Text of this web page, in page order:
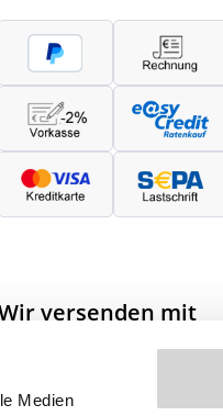
Medien
versenden mit